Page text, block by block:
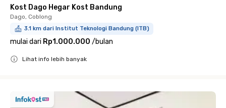
Kost Dago Hegar Kost Bandung
Dago, Coblong
3.1 km dari Institut Teknologi Bandung (ITB)
mulai dari Rp1.000.000 /bulan
Lihat info lebih banyak